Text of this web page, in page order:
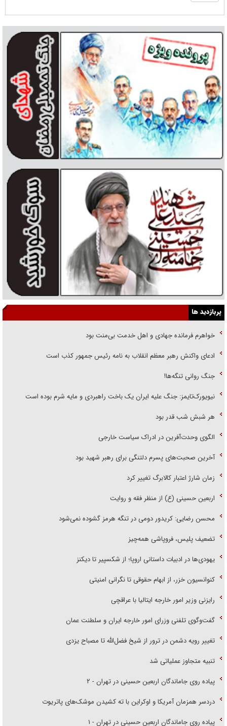
پربازدید ها
خواهرم فرمانده جهادی و اهل خدمت بی‌منت بود
ادعای واکنش رهبر معظم انقلاب به نامه رئیس جمهور کذب است
جنگ روانی تنگه‌ها!
نیویورک‌تایمز: جنگ علیه ایران یک باخت راهبردی و مایه شرم بوده است
هر شبش شب قدر بود
الگوی وحدت‌آفرین در ادراک سیاست خارجی
آخرین صحبت‌های پسرم دلتنگی برای رهبر شهید بود
زمان شارژ اعتبار کالابرگ تغییر کرد
اربعین حسینی (ع) از منظر فقه و روایت
محسن رضایی: کریدور دومی در تنگه هرمز گشوده نمی‌شود
تضعیف پلیس، فروپاشی همه‌چیز
یهودی‌ها در ادبیات داستانی اروپا؛ از شکسپیر تا دیکنز
کنوانسیون خزر، از ابهام حقوقی تا نگرانی امنیتی
رایزنی وزیر امور خارجه ایتالیا با عراقچی
گفت‌وگوی تلفنی وزرای امور خارجه ایران و سلطنت عمان
تغییر رویه دشمن در ترور از شیخ فضل‌الله تا مصباح یزدی
تنبیه متجاوز عملیاتی شد
پیاده روی جاماندگان اربعین حسینی در تهران - ۲
دردسر همزمان آمریکا و اوکراین با ته کشیدن موشک‌های پاتریوت
پیاده روی جاماندگان اربعین حسینی در تهران - ۱